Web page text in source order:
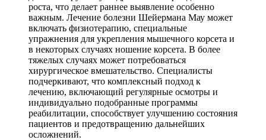
роста, что делает раннее выявление особенно
важным. Лечение болезни Шейермана Мау может
включать физиотерапию, специальные
упражнения для укрепления мышечного корсета и
в некоторых случаях ношение корсета. В более
тяжелых случаях может потребоваться
хирургическое вмешательство. Специалисты
подчеркивают, что комплексный подход к
лечению, включающий регулярные осмотры и
индивидуально подобранные программы
реабилитации, способствует улучшению состояния
пациентов и предотвращению дальнейших
осложнений.